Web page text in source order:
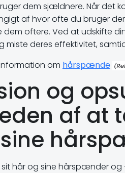
dem sjældnere. Når det
af hvor ofte du bruger
dem oftere. Ved at udskifte
miste deres effektivitet,
om hårspænde
og
af at
hår og sine hårspænder